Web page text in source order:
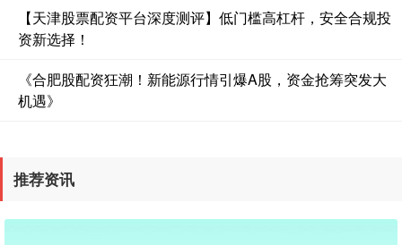
【天津股票配资平台深度测评】低门槛高杠杆，安全合规投
资新选择！
《合肥股配资狂潮！新能源行情引爆A股，资金抢筹突发大
机遇》
推荐资讯